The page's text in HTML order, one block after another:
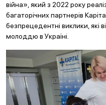
війна», який з 2022 року
багаторічних партнерів
безпрецедентні виклики, які
молоддю в Україні.